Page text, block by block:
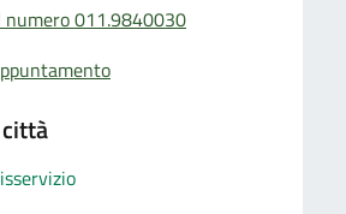
numero 011.9840030